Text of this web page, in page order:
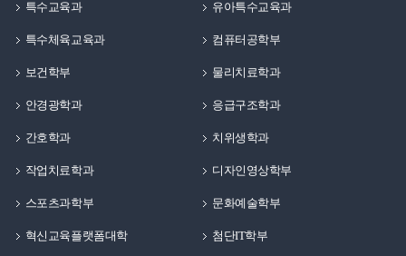
특수교육과 유아특수교육과
특수체육교육과 컴퓨터공학부
보건학부 물리치료학과
안경광학과 응급구조학과
간호학과 치위생학과
작업치료학과 디자인영상학부
스포츠과학부 문화예술학부
혁신교육플랫폼대학 첨단IT학부